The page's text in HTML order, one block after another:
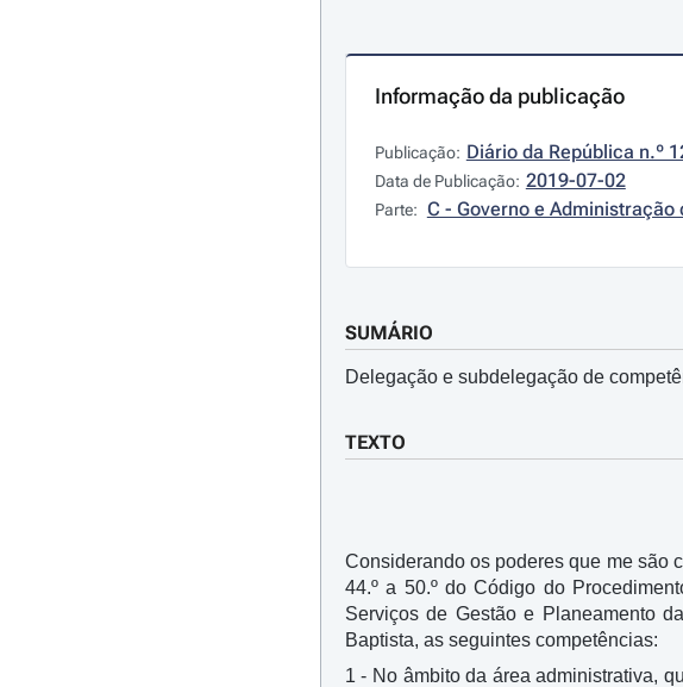
Informação da publicação
Publicação: Diário da República n.º
Data de Publicação: 2019-07-02
Parte: C - Governo e
SUMÁRIO
Delegação e subdelegação de
TEXTO
Considerando os poderes que me são
44.º a 50.º do Código do
Serviços de Gestão e Planeamento
Baptista, as seguintes competências:
1 - No âmbito da área administrativa,